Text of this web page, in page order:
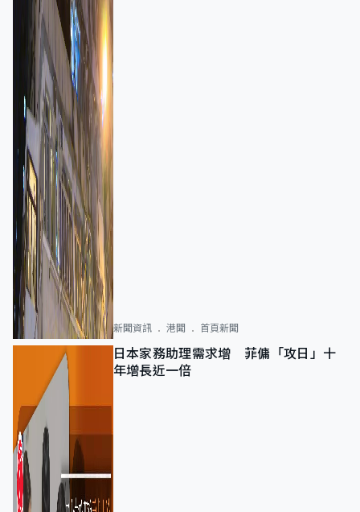
新聞資訊 港聞 首頁新聞
日本家務助理需求增 菲傭「攻日」十
年增長近一倍